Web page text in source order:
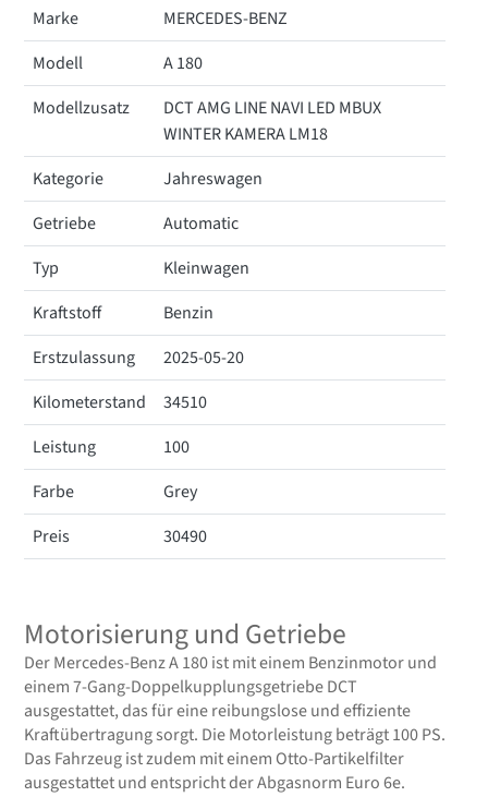
Marke
MERCEDES-BENZ
Modell
A 180
Modellzusatz
DCT AMG LINE NAVI LED MBUX
WINTER KAMERA LM18
Kategorie
Jahreswagen
Getriebe
Automatic
Typ
Kleinwagen
Kraftstoff
Benzin
Erstzulassung
2025-05-20
Kilometerstand
34510
Leistung
100
Farbe
Grey
Preis
30490
Motorisierung und Getriebe
Der Mercedes-Benz A 180 ist mit einem Benzinmotor und
einem 7-Gang-Doppelkupplungsgetriebe DCT
ausgestattet, das für eine reibungslose und effiziente
Kraftübertragung sorgt. Die Motorleistung beträgt 100 PS.
Das Fahrzeug ist zudem mit einem Otto-Partikelfilter
ausgestattet und entspricht der Abgasnorm Euro 6e.